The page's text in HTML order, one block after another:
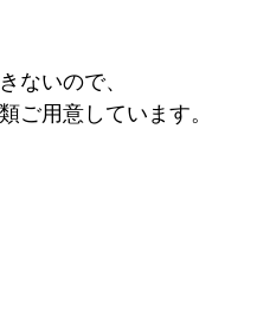
ないので、
ご用意しています。